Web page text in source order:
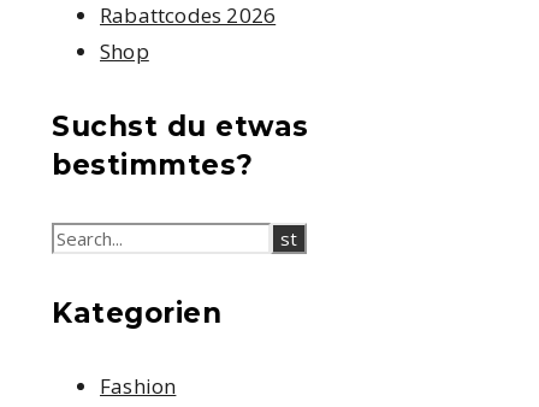
Rabattcodes 2026
Shop
Suchst du etwas
bestimmtes?
Kategorien
Fashion